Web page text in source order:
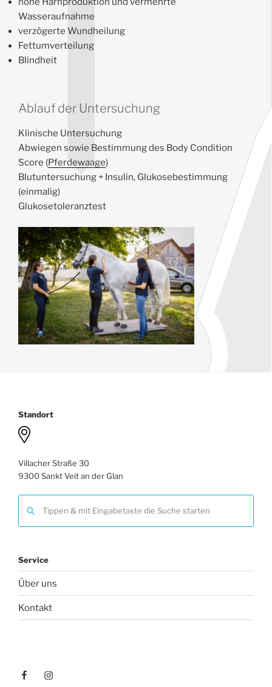
Wasseraufnahme
verzögerte Wundheilung
Fettumverteilung
Blindheit
Ablauf der Untersuchung
Klinische Untersuchung
Abwiegen sowie Bestimmung des Body Condition
Score (Pferdewaage)
Blutuntersuchung + Insulin, Glukosebestimmung
(einmalig)
Glukosetoleranztest
Standort
Villacher Straße 30
9300 Sankt Veit an der Glan
Service
Über uns
Kontakt